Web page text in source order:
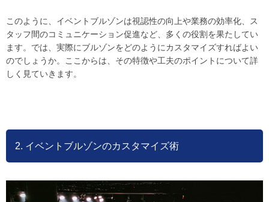
このように、イベントブルゾンは視認性の向上や業務の効率化、ス
タッフ間のコミュニケーション促進など、多くの役割を果たしてい
ます。では、実際にブルゾンをどのようにカスタマイズすればよい
のでしょうか。ここからは、その特徴や工夫のポイントについて詳
しく見ていきます。
2. イベントブルゾンのカスタマイズ術